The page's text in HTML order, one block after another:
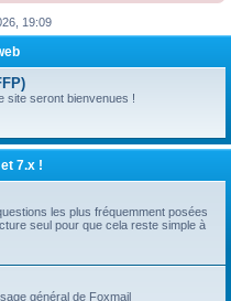
e
r
19:09
site seront bienvenues !
7.x !
les plus fréquemment posées
seul pour que cela reste simple à
général de Foxmail